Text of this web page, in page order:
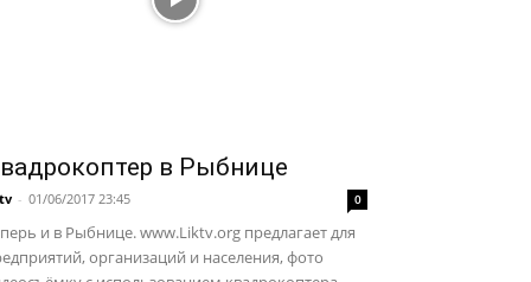
в Рыбнице
- 01/06/2017 23:45 0
и в Рыбнице. www.Liktv.org предлагает для
организаций и населения, фото